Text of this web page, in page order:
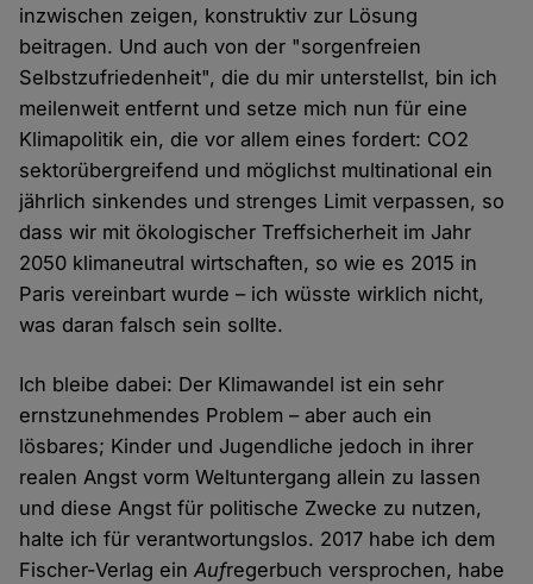
inzwischen zeigen, konstruktiv zur Lösung
beitragen. Und auch von der "sorgenfreien
Selbstzufriedenheit", die du mir unterstellst, bin ich
meilenweit entfernt und setze mich nun für eine
Klimapolitik ein, die vor allem eines fordert: CO2
sektorübergreifend und möglichst multinational ein
jährlich sinkendes und strenges Limit verpassen, so
dass wir mit ökologischer Treffsicherheit im Jahr
2050 klimaneutral wirtschaften, so wie es 2015 in
Paris vereinbart wurde – ich wüsste wirklich nicht,
was daran falsch sein sollte.
Ich bleibe dabei: Der Klimawandel ist ein sehr
ernstzunehmendes Problem – aber auch ein
lösbares; Kinder und Jugendliche jedoch in ihrer
realen Angst vorm Weltuntergang allein zu lassen
und diese Angst für politische Zwecke zu nutzen,
halte ich für verantwortungslos. 2017 habe ich dem
Fischer-Verlag einAufregerbuch versprochen, habe